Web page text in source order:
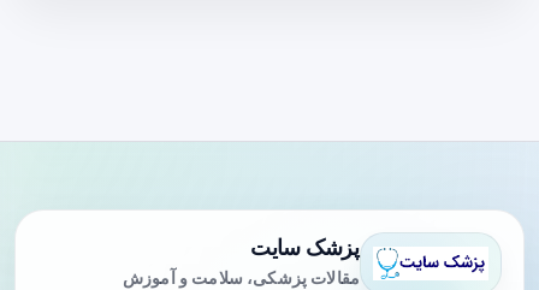
پزشک سایت
مقالات پزشکی، سلامت و آموزش